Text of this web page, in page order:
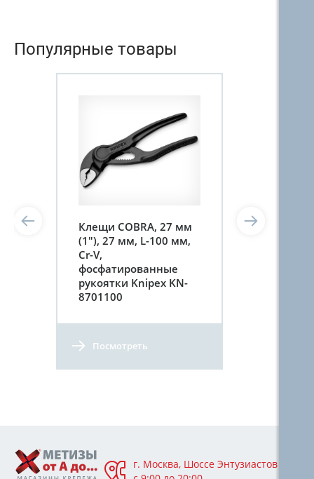
Популярные товары
Клещи COBRA, 27 мм
(1"), 27 мм, L-100 мм,
Cr-V,
фосфатированные
рукоятки Knipex KN-
8701100
Посмотреть
г. Москва, Шоссе Энтузиастов 76А,